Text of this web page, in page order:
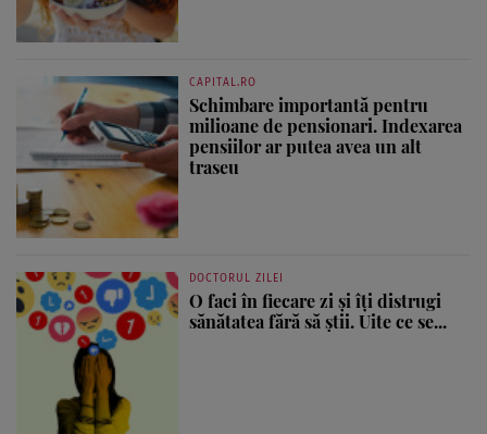
CAPITAL.RO
Schimbare importantă pentru
milioane de pensionari. Indexarea
pensiilor ar putea avea un alt
traseu
DOCTORUL ZILEI
O faci în fiecare zi și îți distrugi
sănătatea fără să știi. Uite ce se...